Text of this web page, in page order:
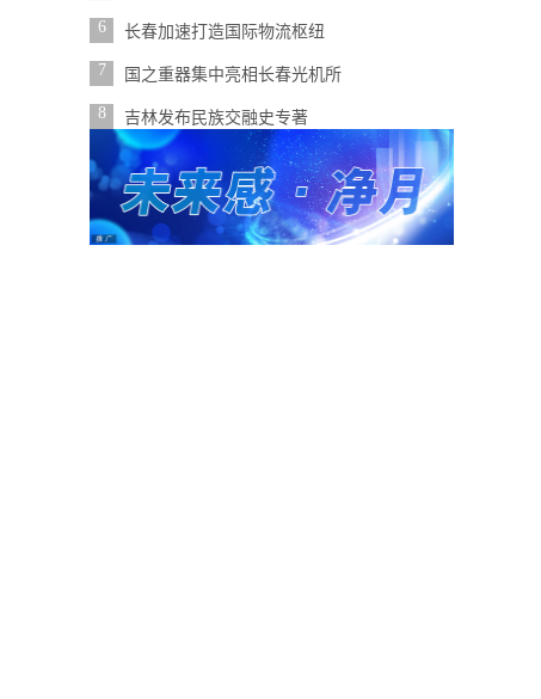
6 长春加速打造国际物流枢纽
7 国之重器集中亮相长春光机所
8 吉林发布民族交融史专著